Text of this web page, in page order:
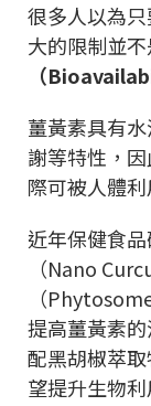
很多人以為
大的限制並
（
薑黃素具有
謝等特性，
際可被人體
近年保健食
（Nano
（
提高薑黃素
配黑胡椒萃
望提升生物利